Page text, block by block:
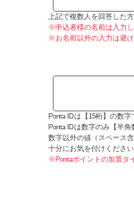
上記で複数人を回答した
※申込者様の名前は入力し
※お名前以外の入力は避け
Ponta IDは【15桁】の数字
Ponta IDは数字のみ【半角
数字以外の値（スペース
十分にお気を付けください
※Pontaポイントの加算タ